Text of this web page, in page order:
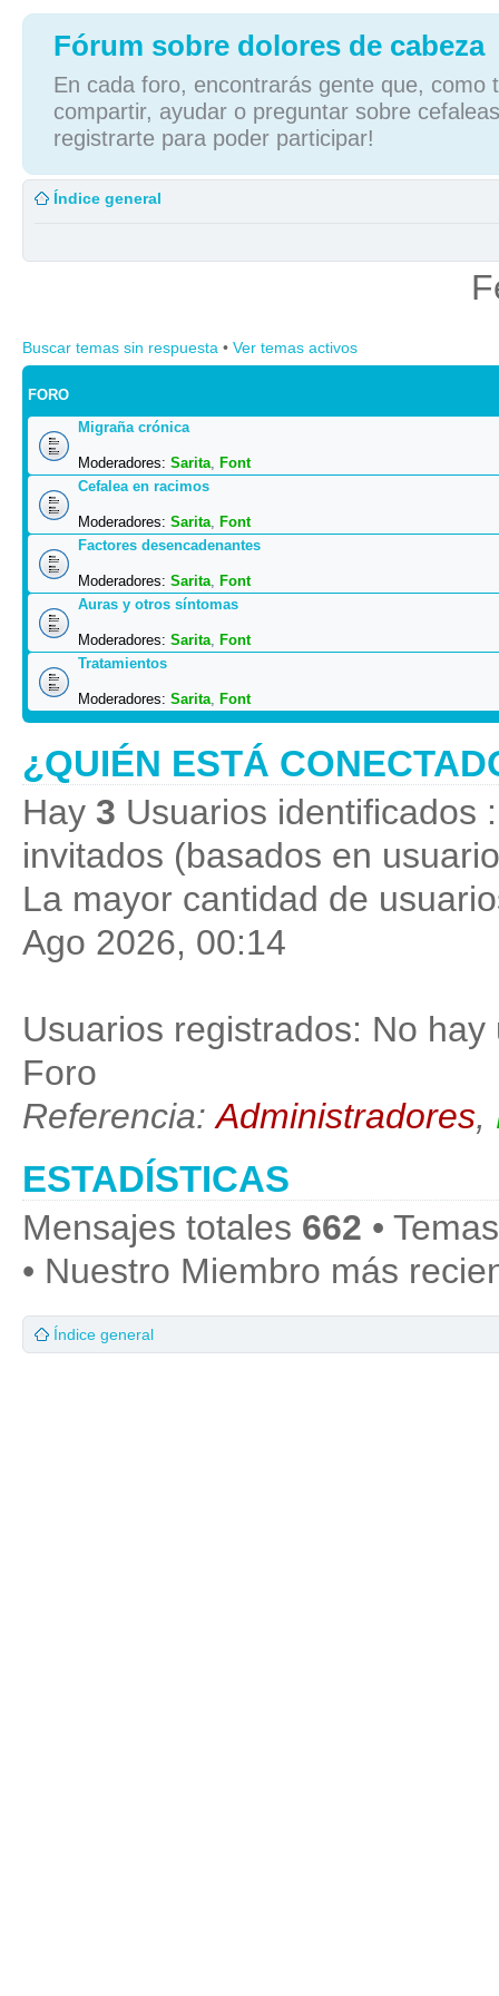
Fórum sobre dolores de cabeza
En cada foro, encontrarás gente que, como
compartir, ayudar o preguntar sobre
registrarte para poder participar!
Índice general
Buscar temas sin respuesta • Ver temas activos
FORO
Migraña crónica
Moderadores: Sarita, Font
Cefalea en racimos
Moderadores: Sarita, Font
Factores desencadenantes
Moderadores: Sarita, Font
Auras y otros síntomas
Moderadores: Sarita, Font
Tratamientos
Moderadores: Sarita, Font
¿QUIÉN ESTÁ
Hay 3 Usuarios identificados
invitados (basados en
La mayor cantidad de
Ago 2026, 00:14
Usuarios registrados: No
Foro
Referencia:Administradores,
ESTADÍSTICAS
Mensajes totales 662 •
• Nuestro Miembro más
Índice general